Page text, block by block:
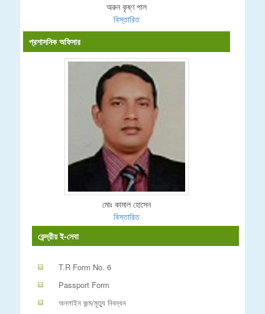
অরুন কৃষ্ণ পাল
বিস্তারিত
প্রশাসনিক অফিসার
মোঃ কামাল হোসেন
বিস্তারিত
কেন্দ্রীয় ই-সেবা
T.R Form No. 6
Passport Form
অনলাইন জন্ম/মৃত্যু নিবন্ধন